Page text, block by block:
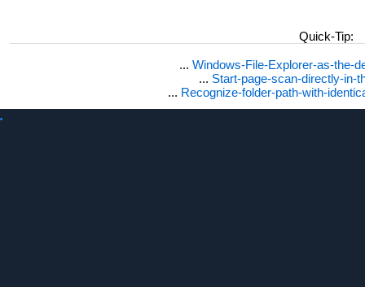
Quick-Tip:
... Windows-File-Explorer-as-the-
... Start-page-scan-directly-in-
... Recognize-folder-path-with-